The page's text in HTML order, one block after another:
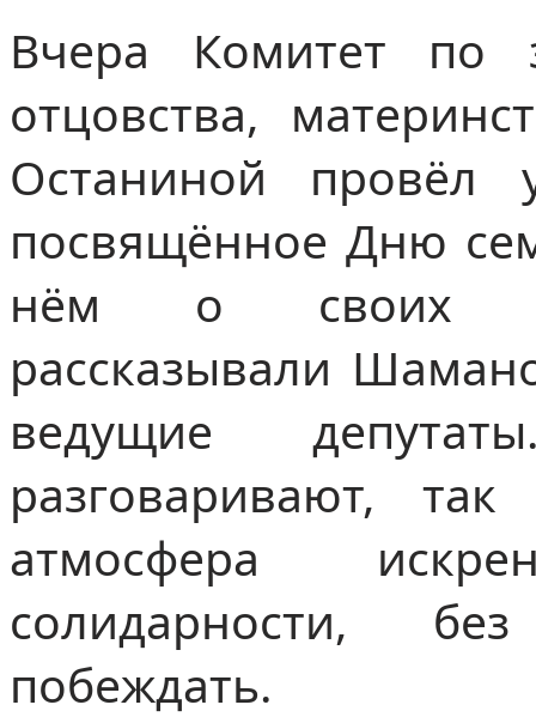
Вчера Комитет по
отцовства,
Останиной провёл
посвящённое Дню
нём о своих
рассказывали
ведущие
разговаривают,
атмосфера
солидарности,
побеждать.